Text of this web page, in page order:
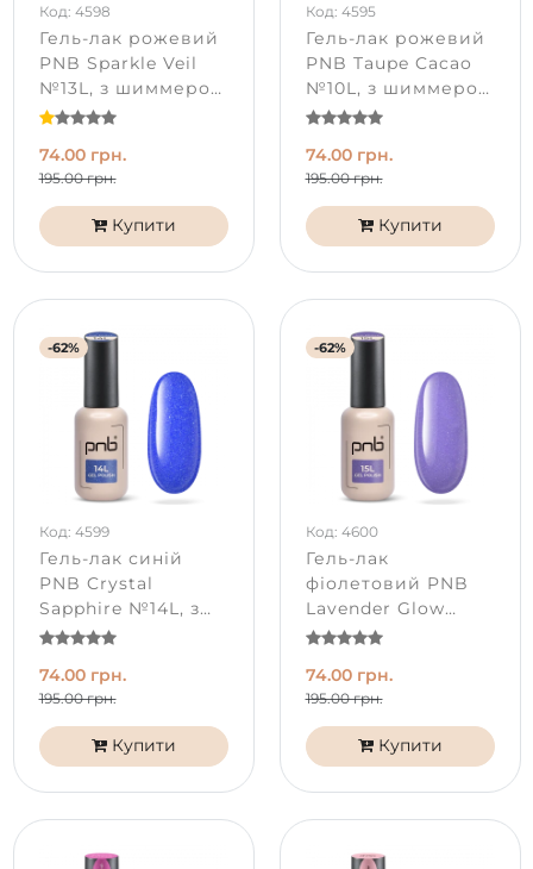
Код: 4598
Гель-лак рожевий
PNB Sparkle Veil
№13L, з шиммером
(8 мл)
74.00 грн.
195.00 грн.
Купити
Код: 4595
Гель-лак рожевий
PNB Taupe Cacao
№10L, з шиммером
(8 мл)
74.00 грн.
195.00 грн.
Купити
-62%
Код: 4599
Гель-лак синій
PNB Crystal
Sapphire №14L, з
шиммером (8 мл)
74.00 грн.
195.00 грн.
Купити
-62%
Код: 4600
Гель-лак
фіолетовий PNB
Lavender Glow
№15L, з шиммером
74.00 грн.
195.00 грн.
Купити